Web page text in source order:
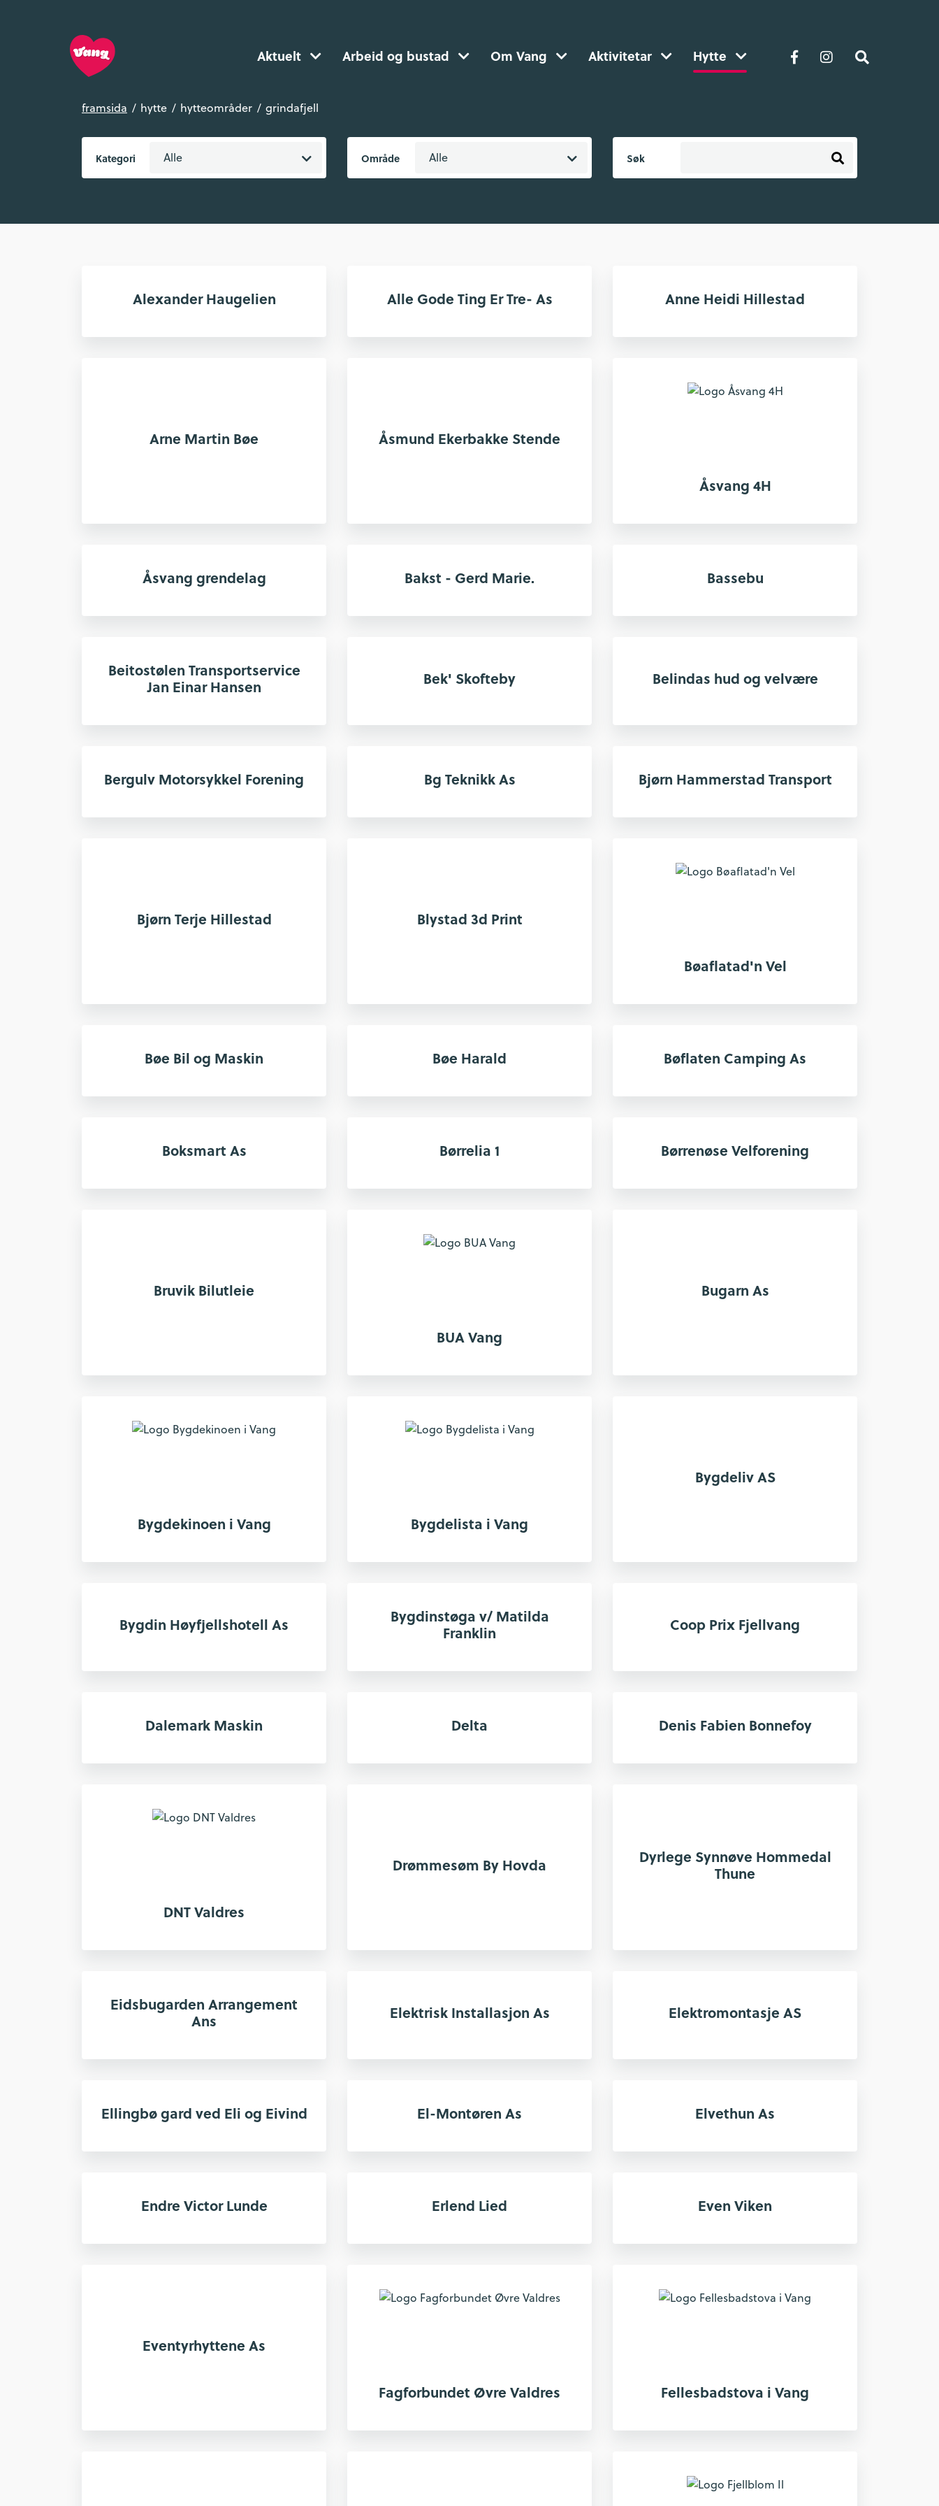
Aktuelt Arbeid og bustad Om Vang Aktivitetar Hytte
framsida hytte hytteområder grindafjell
Kategori Alle Område Alle Søk
Alexander Haugelien Alle Gode Ting Er Tre- As Anne Heidi Hillestad
Arne Martin Bøe Åsmund Ekerbakke Stende
Åsvang 4H
Åsvang grendelag Bakst - Gerd Marie. Bassebu
Beitostølen Transportservice
Jan Einar Hansen
Bek' Skofteby Belindas hud og velvære
Bergulv Motorsykkel Forening Bg Teknikk As Bjørn Hammerstad Transport
Bjørn Terje Hillestad Blystad 3d Print
Bøaflatad'n Vel
Bøe Bil og Maskin Bøe Harald Bøflaten Camping As
Boksmart As Børrelia 1 Børrenøse Velforening
Bruvik Bilutleie
BUA Vang
Bugarn As
Bygdekinoen i Vang Bygdelista i Vang
Bygdeliv AS
Bygdin Høyfjellshotell As
Bygdinstøga v/ Matilda
Franklin
Coop Prix Fjellvang
Dalemark Maskin Delta Denis Fabien Bonnefoy
DNT Valdres
Drømmesøm By Hovda
Dyrlege Synnøve Hommedal
Thune
Eidsbugarden Arrangement
Ans
Elektrisk Installasjon As Elektromontasje AS
Ellingbø gard ved Eli og Eivind El-Montøren As Elvethun As
Endre Victor Lunde Erlend Lied Even Viken
Eventyrhyttene As
Fagforbundet Øvre Valdres Fellesbadstova i Vang